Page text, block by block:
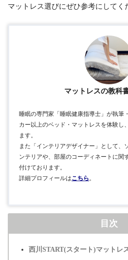
マットレス選びにぜひ参考にしてく
マットレスの教科
睡眠の専門家「睡眠健康指導士」が執筆
カー以上のベッド・マットレスを体験し
ます。
また「インテリアデザイナー」として、
ンテリアや、部屋のコーディネートに関
付けております。
詳細プロフィールはこちら 。
目次
西川START(スタート)マットレ